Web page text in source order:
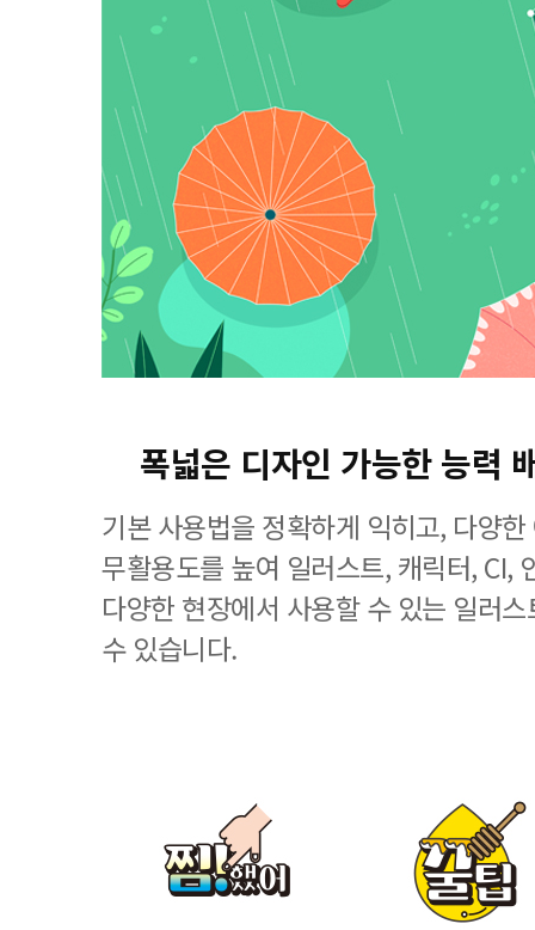
폭넓은 디자인 가능한 능력
기본 사용법을 정확하게 익히고, 다양
무활용도를 높여 일러스트, 캐릭터, CI,
다양한 현장에서 사용할 수 있는 일러
수 있습니다.